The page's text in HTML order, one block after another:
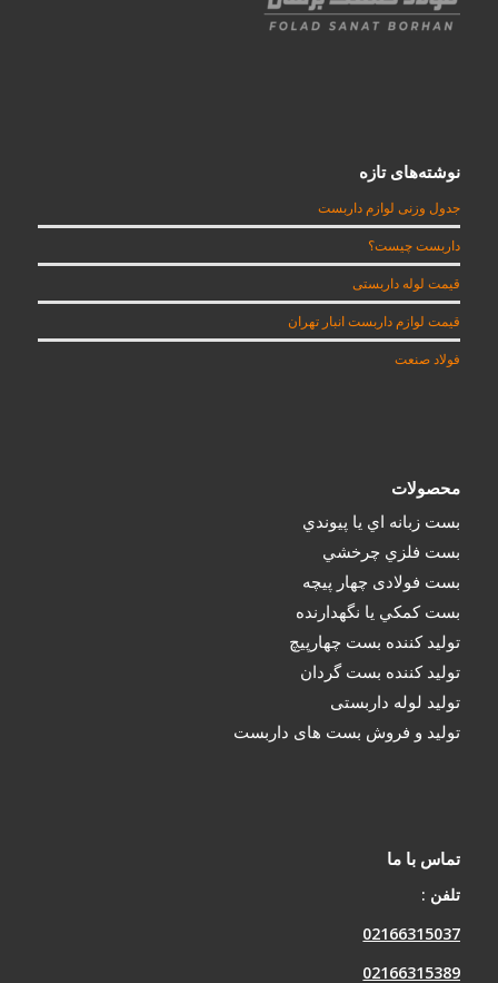
نوشته‌های تازه
جدول وزنی لوازم داربست
داربست چیست؟
قیمت لوله داربستی
قیمت لوازم داربست انبار تهران
فولاد صنعت
محصولات
بست زبانه اي يا پيوندي
بست فلزي چرخشي
بست فولادی چهار پيچه
بست كمكي يا نگهدارنده
تولید کننده بست چهارپیچ
تولید کننده بست گردان
تولید لوله داربستی
تولید و فروش بست های داربست
تماس با ما
تلفن :
02166315037
02166315389